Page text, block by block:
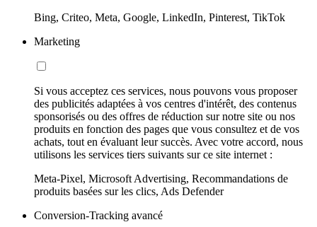
Bing, Criteo, Meta, Google, LinkedIn, Pinterest, TikTok
Marketing
Si vous acceptez ces services, nous pouvons vous proposer
des publicités adaptées à vos centres d'intérêt, des contenus
sponsorisés ou des offres de réduction sur notre site ou nos
produits en fonction des pages que vous consultez et de vos
achats, tout en évaluant leur succès. Avec votre accord, nous
utilisons les services tiers suivants sur ce site internet :
Meta-Pixel, Microsoft Advertising, Recommandations de
produits basées sur les clics, Ads Defender
Conversion-Tracking avancé